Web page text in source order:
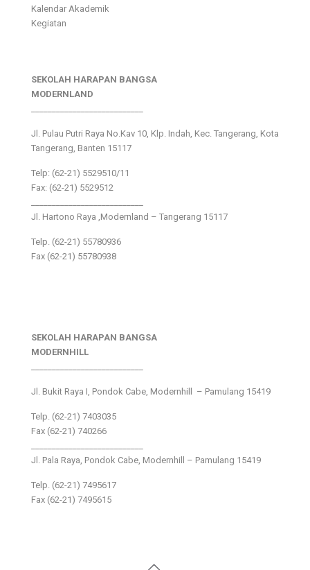
Kalendar Akademik
Kegiatan
SEKOLAH HARAPAN BANGSA
MODERNLAND
Jl. Pulau Putri Raya No.Kav 10, Klp. Indah, Kec. Tangerang, Kota
Tangerang, Banten 15117
Telp: (62-21) 5529510/11
Fax: (62-21) 5529512
Jl. Hartono Raya ,Modernland – Tangerang 15117
Telp. (62-21) 55780936
Fax (62-21) 55780938
SEKOLAH HARAPAN BANGSA
MODERNHILL
Jl. Bukit Raya I, Pondok Cabe, Modernhill – Pamulang 15419
Telp. (62-21) 7403035
Fax (62-21) 740266
Jl. Pala Raya, Pondok Cabe, Modernhill – Pamulang 15419
Telp. (62-21) 7495617
Fax (62-21) 7495615